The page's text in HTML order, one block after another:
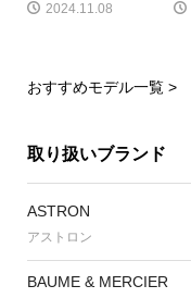
2024.11.08
おすすめモデル一覧 >
取り扱いブランド
ASTRON
アストロン
BAUME & MERCIER